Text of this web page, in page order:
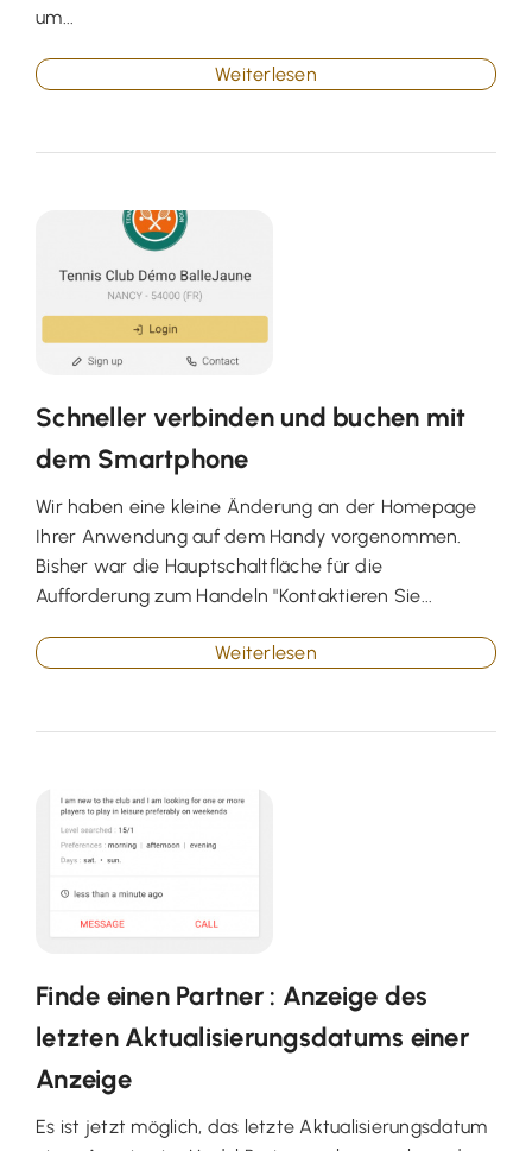
um...
Weiterlesen
Schneller verbinden und buchen mit
dem Smartphone
Wir haben eine kleine Änderung an der Homepage
Ihrer Anwendung auf dem Handy vorgenommen.
Bisher war die Hauptschaltfläche für die
Aufforderung zum Handeln "Kontaktieren Sie...
Weiterlesen
Finde einen Partner : Anzeige des
letzten Aktualisierungsdatums einer
Anzeige
Es ist jetzt möglich, das letzte Aktualisierungsdatum